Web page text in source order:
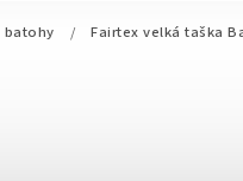
batohy / Fairtex velká taška